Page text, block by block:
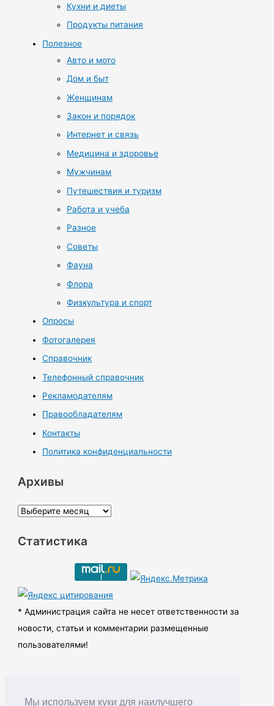
Мы используем куки для наилучшего
Кухни и диеты
Продукты питания
Полезное
Авто и мото
Дом и быт
Женщинам
Закон и порядок
Интернет и связь
Медицина и здоровье
Мужчинам
Путешествия и туризм
Работа и учеба
Разное
Советы
Фауна
Флора
Физкультура и спорт
Опросы
Фотогалерея
Справочник
Телефонный справочник
Рекламодателям
Правообладателям
Контакты
Политика конфиденциальности
Архивы
А
х
ы
Статистика
* Администрация сайта не несет ответственности за
новости, статьи и комментарии размещенные
пользователями!